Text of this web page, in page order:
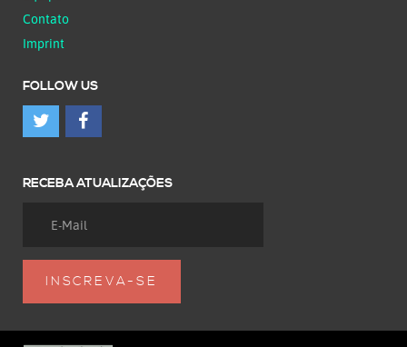
Contato
Imprint
FOLLOW US
RECEBA ATUALIZAÇÕES